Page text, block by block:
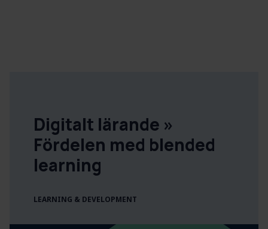
Digitalt lärande »
Fördelen med blended
learning
LEARNING & DEVELOPMENT